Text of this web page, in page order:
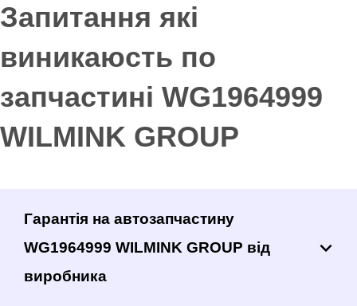
Запитання які
виникаюсть по
запчастині WG1964999
WILMINK GROUP
Гарантія на автозапчастину
WG1964999 WILMINK GROUP від
виробника